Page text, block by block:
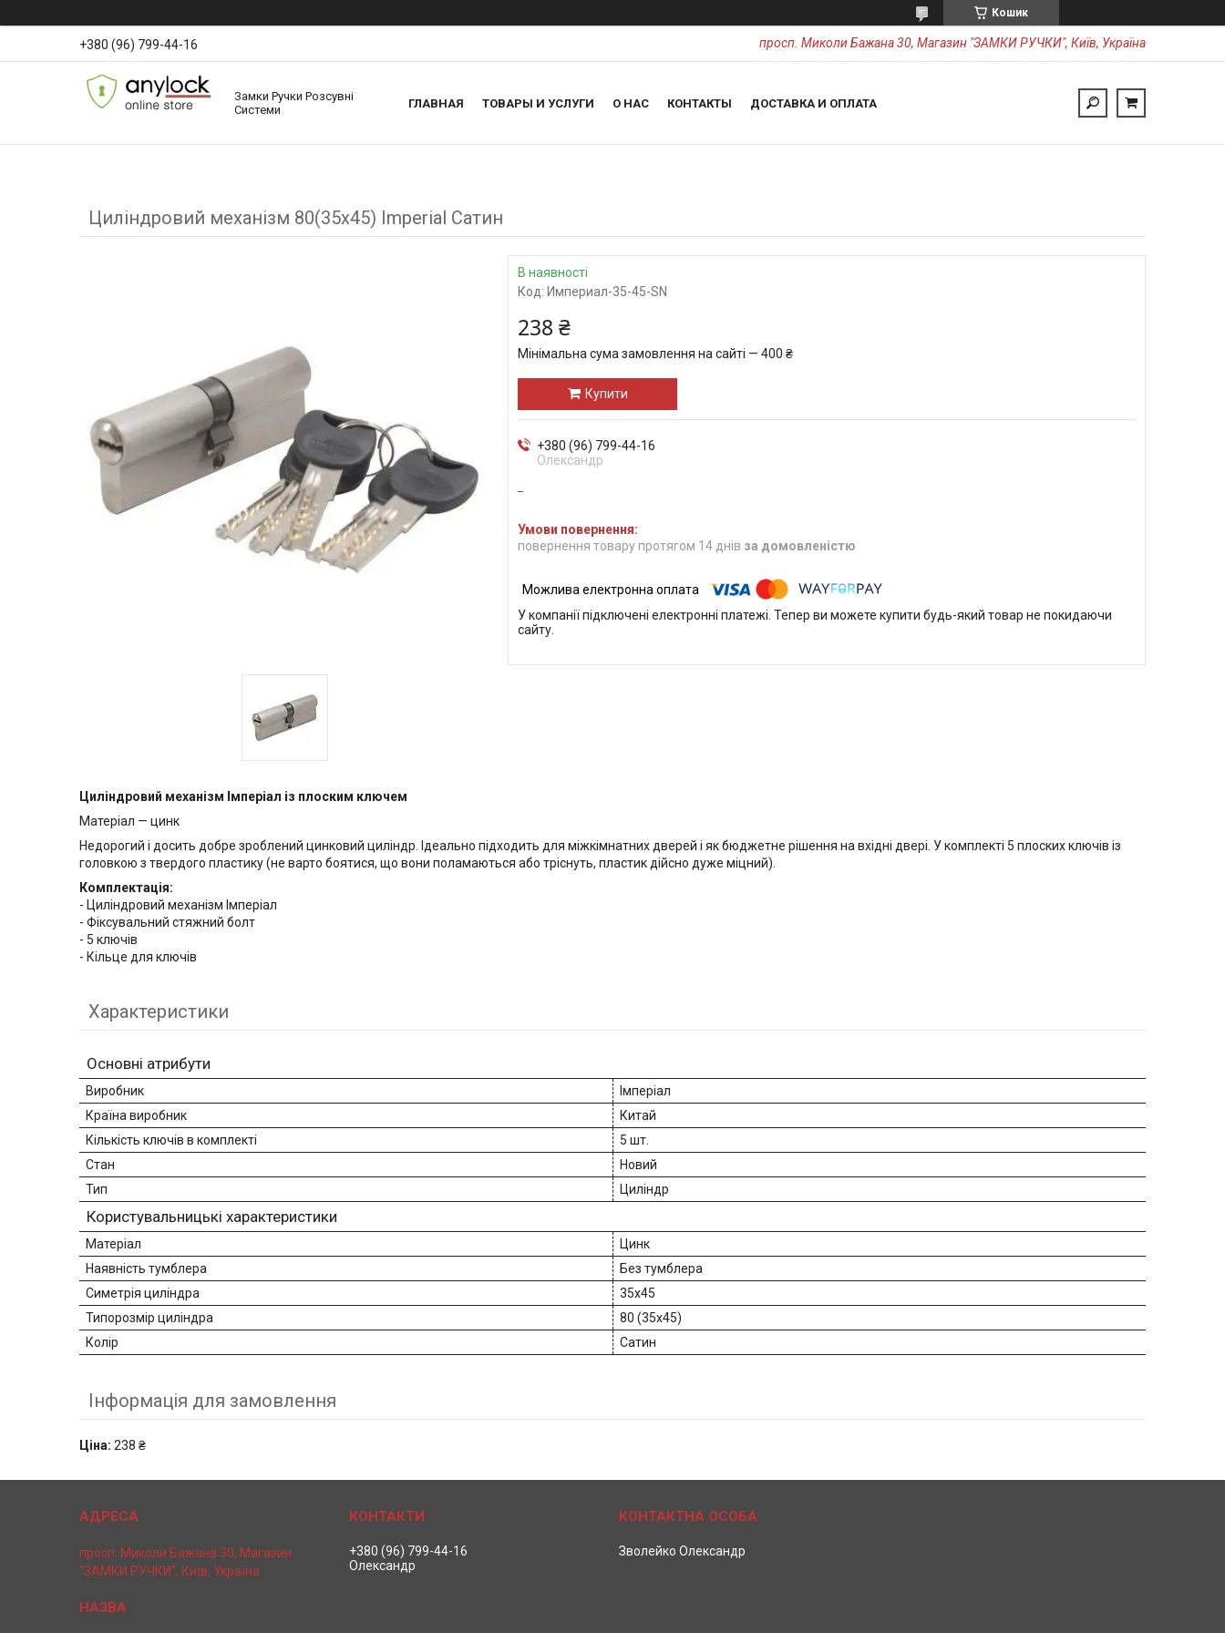
Кошик
+380 (96) 799-44-16 просп. Миколи Бажана 30, Магазин "ЗАМКИ РУЧКИ", Київ, Україна
Замки Ручки Розсувні
Системи
ГЛАВНАЯ ТОВАРЫ И УСЛУГИ О НАС КОНТАКТЫ ДОСТАВКА И ОПЛАТА
Циліндровий механізм 80(35x45) Imperial Сатин
В наявності
Код: Империал-35-45-SN
238 ₴
Мінімальна сума замовлення на сайті — 400 ₴
Купити
+380 (96) 799-44-16
Олександр
повернення товару протягом 14 днів за домовленістю
У компанії підключені електронні платежі. Тепер ви можете купити будь-який товар не покидаючи
сайту.
Циліндровий механізм Імперіал із плоским ключем
Матеріал — цинк
Недорогий і досить добре зроблений цинковий циліндр. Ідеально підходить для міжкімнатних дверей і як бюджетне рішення на вхідні двері. У комплекті 5 плоских ключів із
головкою з твердого пластику (не варто боятися, що вони поламаються або тріснуть, пластик дійсно дуже міцний).
Комплектація:
- Циліндровий механізм Імперіал
- Фіксувальний стяжний болт
- 5 ключів
- Кільце для ключів
Характеристики
Основні атрибути
Виробник
Імперіал
Країна виробник
Китай
Кількість ключів в комплекті
5 шт.
Стан
Новий
Тип
Циліндр
Користувальницькі характеристики
Матеріал
Цинк
Наявність тумблера
Без тумблера
Симетрія циліндра
35x45
Типорозмір циліндра
80 (35x45)
Колір
Сатин
Інформація для замовлення
Ціна: 238 ₴
просп. Миколи Бажана 30, Магазин
"ЗАМКИ РУЧКИ", Київ, Україна
+380 (96) 799-44-16
Олександр
Зволейко Олександр